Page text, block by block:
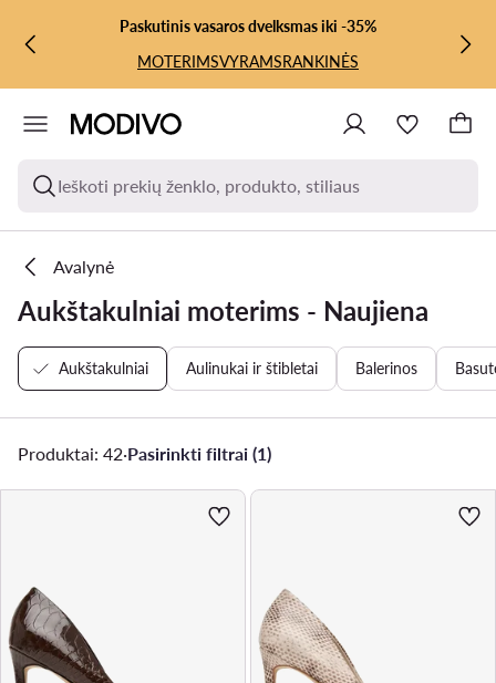
PEREITI PRIE PAGRINDINIO TURINIO
PEREITI Į PAIEŠKĄPaskutinis vasaros dvelksmas iki -35%
MOTERIMSVYRAMSRANKINĖS
Ieškoti prekių ženklo, produkto, stiliaus
Avalynė
Aukštakulniai moterims - Naujiena
Aukštakulniai Aulinukai ir štibletai Balerinos
Produktai: 42·Pasirinkti filtrai (1)